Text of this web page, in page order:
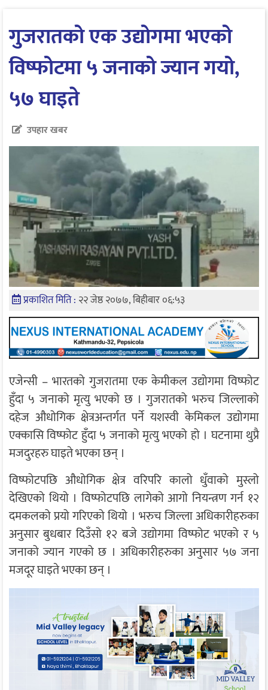
गुजरातको एक उद्योगमा भएको
विष्फोटमा ५ जनाको ज्यान गयो,
५७ घाइते
उपहार खबर
प्रकाशित मिति : २२ जेष्ठ २०७७, बिहीबार ०६:५३
एजेन्सी – भारतको गुजरातमा एक केमीकल उद्योगमा विष्फोट
हुँदा ५ जनाको मृत्यु भएको छ । गुजरातको भरुच जिल्लाको
दहेज औधोगिक क्षेत्रअन्तर्गत पर्ने यशस्वी केमिकल उद्योगमा
एक्कासि विष्फोट हुँदा ५ जनाको मृत्यु भएको हो । घटनामा थुप्रै
मजदुरहरु घाइते भएका छन् ।
विष्फोटपछि औधोगिक क्षेत्र वरिपरि कालो धुँवाको मुस्लो
देखिएको थियो । विष्फोटपछि लागेको आगो नियन्त्रण गर्न १२
दमकलको प्रयो गरिएको थियो । भरुच जिल्ला अधिकारीहरुका
अनुसार बुधबार दिउँसो १२ बजे उद्योगमा विष्फोट भएको र ५
जनाको ज्यान गएको छ । अधिकारीहरुका अनुसार ५७ जना
मजदूर घाइते भएका छन् ।